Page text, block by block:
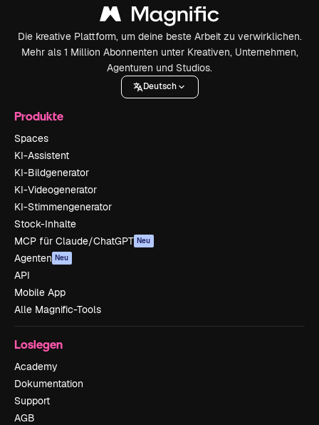
Die kreative Plattform, um deine beste Arbeit zu verwirklichen.
Mehr als 1 Million Abonnenten unter Kreativen, Unternehmen,
Agenturen und Studios.
Deutsch
Produkte
Spaces
KI-Assistent
KI-Bildgenerator
KI-Videogenerator
KI-Stimmengenerator
Stock-Inhalte
MCP für Claude/ChatGPT Neu
Agenten Neu
API
Mobile App
Alle Magnific-Tools
Loslegen
Academy
Dokumentation
Support
AGB